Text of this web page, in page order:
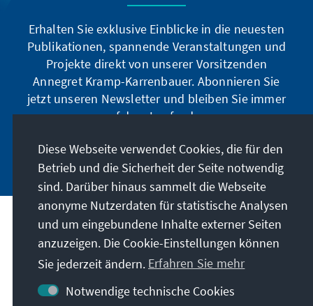
Erhalten Sie exklusive Einblicke in die neuesten
Publikationen, spannende Veranstaltungen und
Projekte direkt von unserer Vorsitzenden
Annegret Kramp-Karrenbauer. Abonnieren Sie
jetzt unseren Newsletter und bleiben Sie immer
auf dem Laufenden.
Jetzt abonnieren
Unser Auftrag
Kontakt
Diese Webseite verwendet Cookies, die für den
Betrieb und die Sicherheit der Seite notwendig
sind. Darüber hinaus sammelt die Webseite
anonyme Nutzerdaten für statistische Analysen
und um eingebundene Inhalte externer Seiten
anzuzeigen. Die Cookie-Einstellungen können
Sie jederzeit ändern. Erfahren Sie mehr
Notwendige technische Cookies